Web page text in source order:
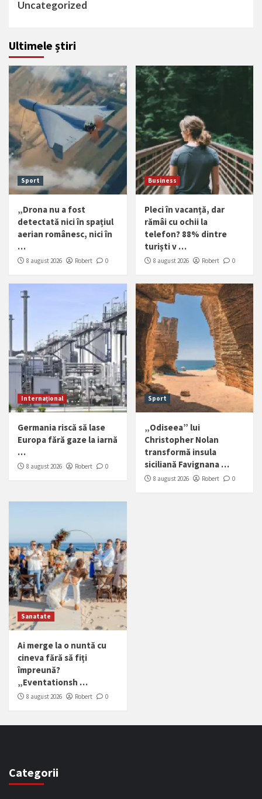
Uncategorized
Ultimele știri
Sport
„Drona nu a fost
detectată nici în spațiul
aerian românesc, nici în
…
8 august 2026 Robert 0
Business
Pleci în vacanță, dar
rămâi cu ochii la
telefon? 88% dintre
turiști v …
8 august 2026 Robert 0
Internațional
Germania riscă să lase
Europa fără gaze la iarnă
…
8 august 2026 Robert 0
Sport
„Odiseea” lui
Christopher Nolan
transformă insula
siciliană Favignana …
8 august 2026 Robert 0
Sanatate
Ai merge la o nuntă cu
cineva fără să fiți
împreună?
„Eventationsh …
8 august 2026 Robert 0
Categorii